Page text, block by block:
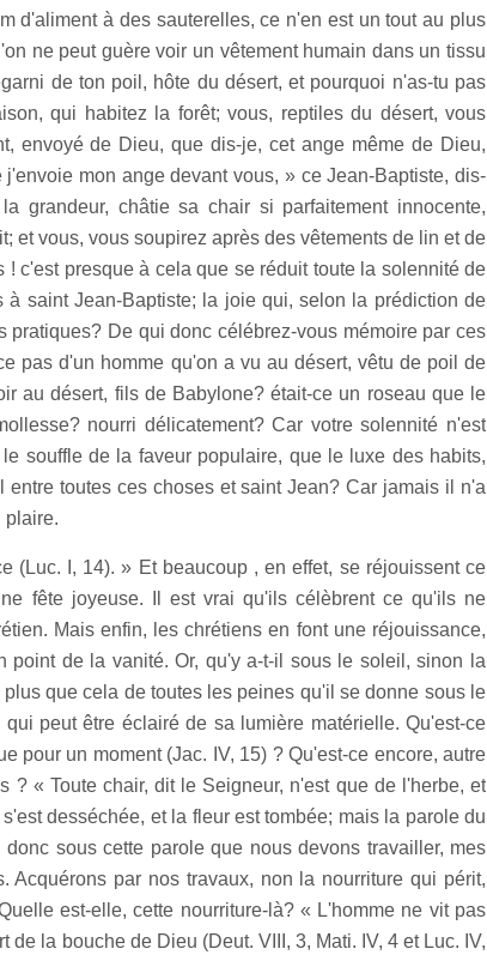
d'aliment à des sauterelles, ce n'en est un tout au plus
ne peut guère voir un vêtement humain dans un tissu
de ton poil, hôte du désert, et pourquoi n'as-tu pas
qui habitez la forêt; vous, reptiles du désert, vous
envoyé de Dieu, que dis-je, cet ange même de Dieu,
mon ange devant vous, » ce Jean-Baptiste, dis-
grandeur, châtie sa chair si parfaitement innocente,
et vous, vous soupirez après des vêtements de lin et de
c'est presque à cela que se réduit toute la solennité de
saint Jean-Baptiste; la joie qui, selon la prédiction de
De qui donc célébrez-vous mémoire par ces
pas d'un homme qu'on a vu au désert, vêtu de poil de
au désert, fils de Babylone? était-ce un roseau que le
nourri délicatement? Car votre solennité n'est
souffle de la faveur populaire, que le luxe des habits,
toutes ces choses et saint Jean? Car jamais il n'a
plaire.
(Luc. I, 14). » Et beaucoup , en effet, se réjouissent ce
fête joyeuse. Il est vrai qu'ils célèbrent ce qu'ils ne
Mais enfin, les chrétiens en font une réjouissance,
de la vanité. Or, qu'y a-t-il sous le soleil, sinon la
que cela de toutes les peines qu'il se donne sous le
peut être éclairé de sa lumière matérielle. Qu'est-ce
pour un moment (Jac. IV, 15) ? Qu'est-ce encore, autre
« Toute chair, dit le Seigneur, n'est que de l'herbe, et
desséchée, et la fleur est tombée; mais la parole du
sous cette parole que nous devons travailler, mes
par nos travaux, non la nourriture qui périt,
est-elle, cette nourriture-là? « L'homme ne vit pas
la bouche de Dieu (Deut. VIII, 3, Mati. IV, 4 et Luc. IV,